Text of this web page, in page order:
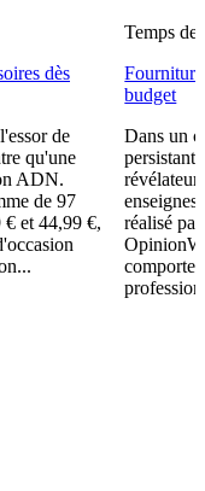
dès
de
qu'une
ADN.
de 97
€ et 44,99 €,
Temps de
budget
Dans un
révélateur
réalisé